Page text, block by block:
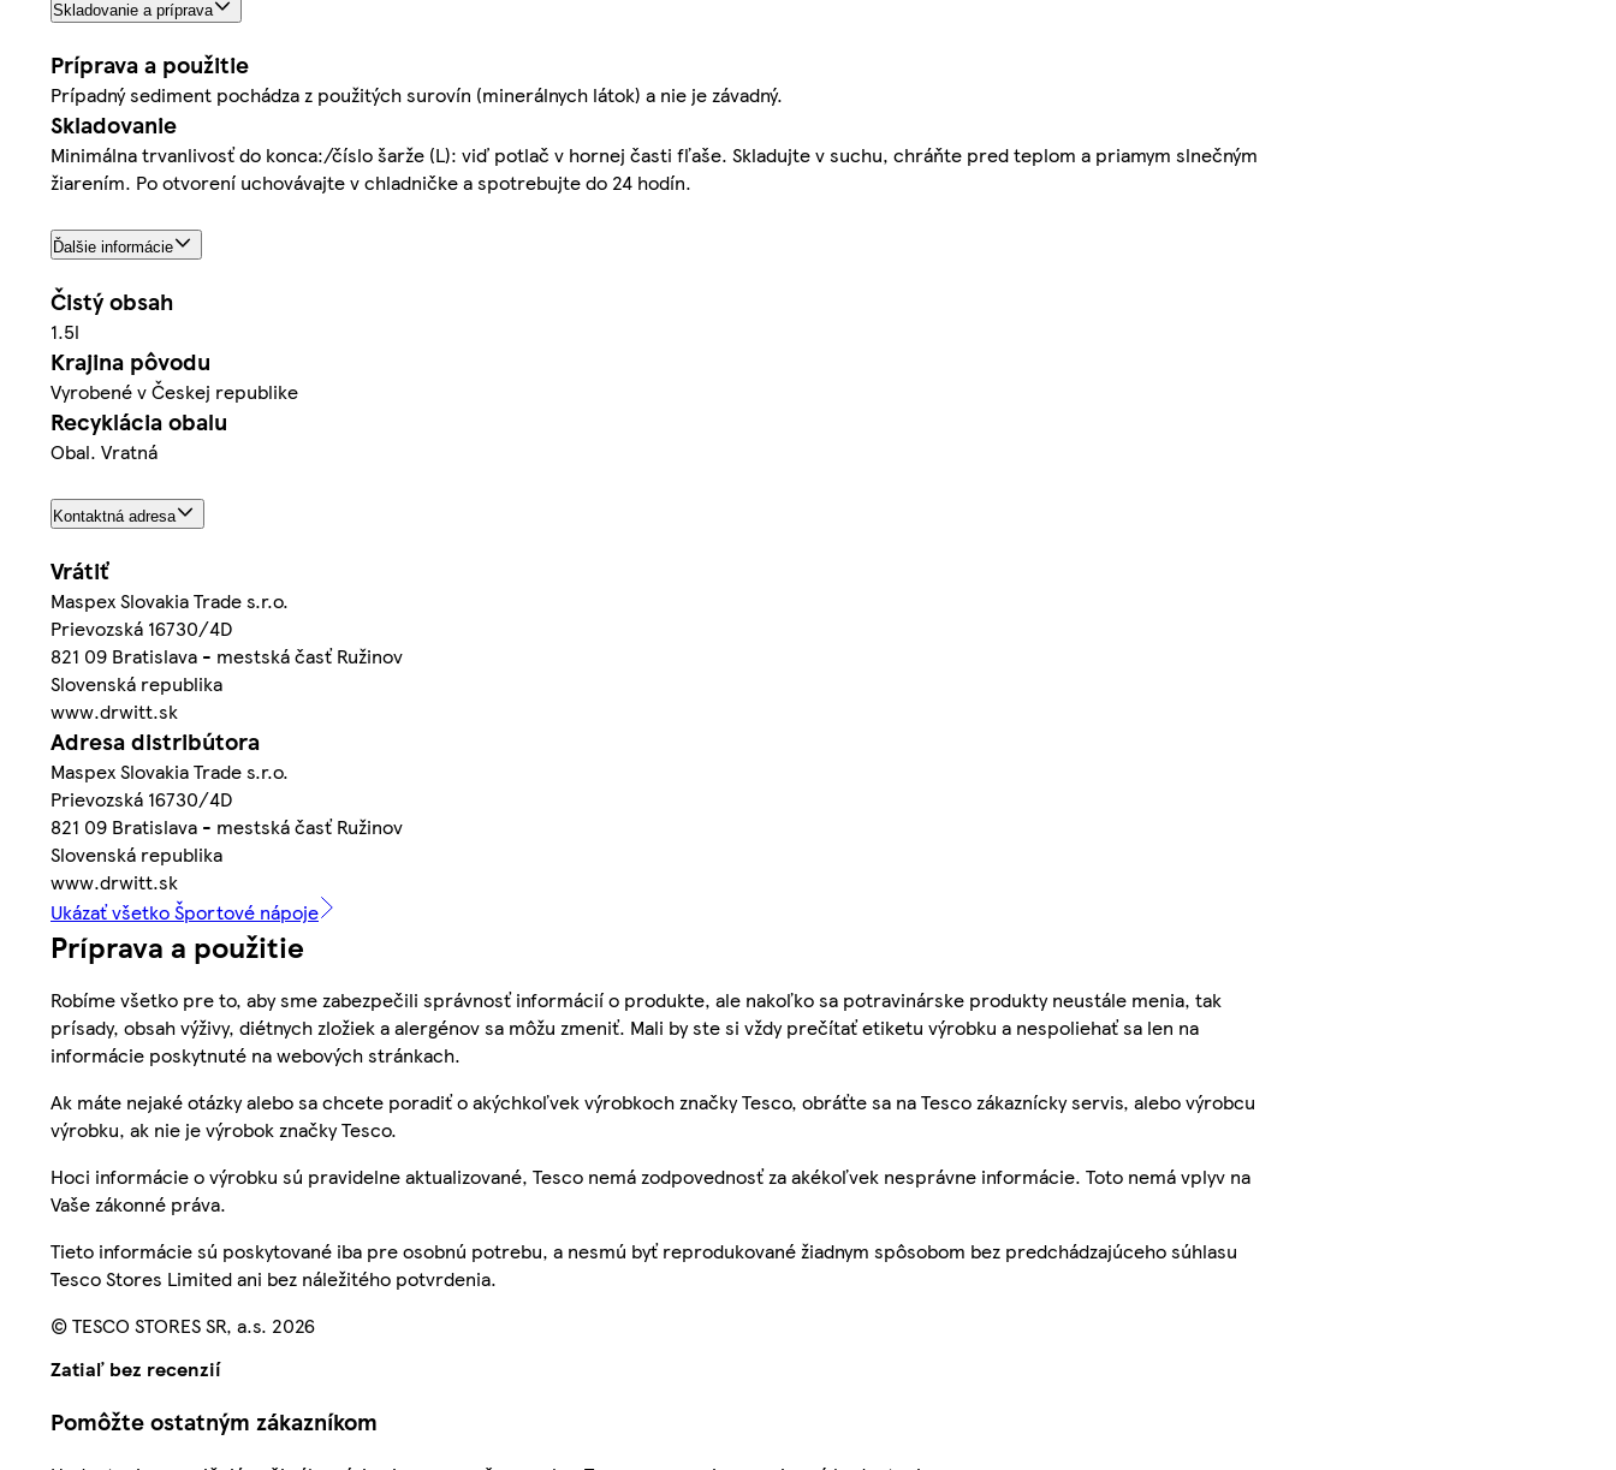
Skladovanie a príprava
Príprava a použitie
Prípadný sediment pochádza z použitých surovín (minerálnych látok) a nie je závadný.
Skladovanie
Minimálna trvanlivosť do konca:/číslo šarže (L): viď potlač v hornej časti fľaše. Skladujte v suchu, chráňte pred teplom a priamym slnečným
žiarením. Po otvorení uchovávajte v chladničke a spotrebujte do 24 hodín.
Ďalšie informácie
Čistý obsah
1.5l
Krajina pôvodu
Vyrobené v Českej republike
Recyklácia obalu
Obal. Vratná
Kontaktná adresa
Vrátiť
Maspex Slovakia Trade s.r.o.
Prievozská 16730/4D
821 09 Bratislava - mestská časť Ružinov
Slovenská republika
www.drwitt.sk
Adresa distribútora
Maspex Slovakia Trade s.r.o.
Prievozská 16730/4D
821 09 Bratislava - mestská časť Ružinov
Slovenská republika
www.drwitt.sk
Ukázať všetko Športové nápoje
Príprava a použitie
Robíme všetko pre to, aby sme zabezpečili správnosť informácií o produkte, ale nakoľko sa potravinárske produkty neustále menia, tak
prísady, obsah výživy, diétnych zložiek a alergénov sa môžu zmeniť. Mali by ste si vždy prečítať etiketu výrobku a nespoliehať sa len na
informácie poskytnuté na webových stránkach.
Ak máte nejaké otázky alebo sa chcete poradiť o akýchkoľvek výrobkoch značky Tesco, obráťte sa na Tesco zákaznícky servis, alebo výrobcu
výrobku, ak nie je výrobok značky Tesco.
Hoci informácie o výrobku sú pravidelne aktualizované, Tesco nemá zodpovednosť za akékoľvek nesprávne informácie. Toto nemá vplyv na
Vaše zákonné práva.
Tieto informácie sú poskytované iba pre osobnú potrebu, a nesmú byť reprodukované žiadnym spôsobom bez predchádzajúceho súhlasu
Tesco Stores Limited ani bez náležitého potvrdenia.
© TESCO STORES SR, a.s. 2026
Zatiaľ bez recenzií
Pomôžte ostatným zákazníkom